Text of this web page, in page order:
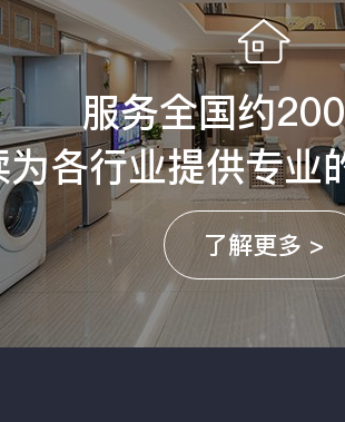
服务全国约
各行业提供专业
了解更多 >